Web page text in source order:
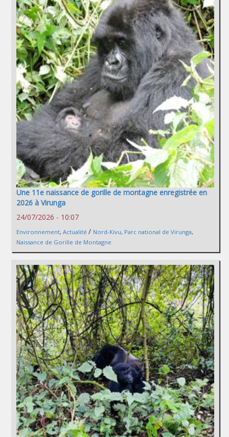
Une 11e naissance de gorille de montagne enregistrée en
2026 à Virunga
24/07/2026 - 10:07
Environnement, Actualité / Nord-Kivu, Parc national de Virunga,
Naissance de Gorille de Montagne